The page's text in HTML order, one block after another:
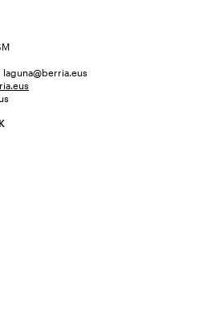
laguna@berria.eus